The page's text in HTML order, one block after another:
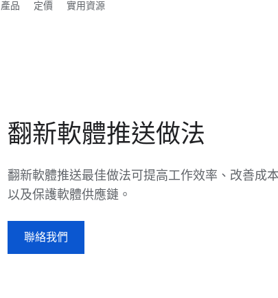
翻新軟體推送做法
翻新軟體推送最佳做法可提高工作效率、改善成
以及保護軟體供應鏈。
聯絡我們
產品 定價 實用資源